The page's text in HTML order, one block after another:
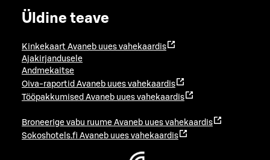
Üldine teave
Kinkekaart Avaneb uues vahekaardis
Ajakirjandusele
Andmekaitse
Oiva-raportid Avaneb uues vahekaardis
Tööpakkumised Avaneb uues vahekaardis
Broneerige vabu ruume Avaneb uues vahekaardis
Sokoshotels.fi Avaneb uues vahekaardis